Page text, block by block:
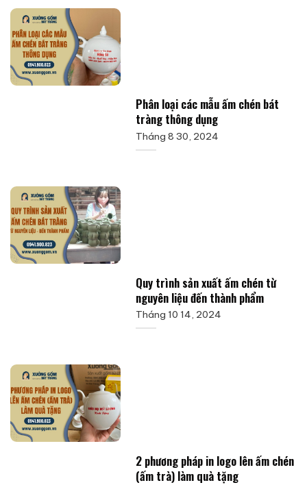
Phân loại các mẫu ấm chén bát
tràng thông dụng
Tháng 8 30, 2024
Quy trình sản xuất ấm chén từ
nguyên liệu đến thành phẩm
Tháng 10 14, 2024
2 phương pháp in logo lên ấm chén
(ấm trà) làm quà tặng